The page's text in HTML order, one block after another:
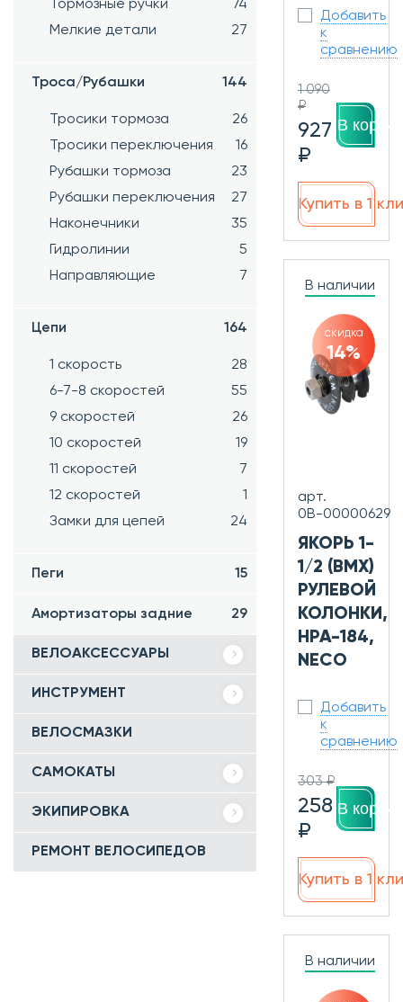
Тормозные ручки
74
Мелкие детали
27
Троса/Рубашки 144
Тросики тормоза
26
Тросики переключения
16
Рубашки тормоза
23
Рубашки переключения
27
Наконечники
35
Гидролинии
5
Направляющие
7
Цепи 164
1 скорость
28
6-7-8 скоростей
55
9 скоростей
26
10 скоростей
19
11 скоростей
7
12 скоростей
1
Замки для цепей
24
Пеги 15
Амортизаторы задние 29
ВЕЛОАКСЕССУАРЫ
ИНСТРУМЕНТ
ВЕЛОСМАЗКИ
САМОКАТЫ
ЭКИПИРОВКА
РЕМОНТ ВЕЛОСИПЕДОВ
Добавить
к
сравнению
1 090
₽
927
₽
В
Купить в 1
В наличии
скидка
14%
арт.
0В-00000629
ЯКОРЬ 1-
1/2 (BMX)
РУЛЕВОЙ
КОЛОНКИ,
HPA-184,
NECO
Добавить
к
сравнению
303 ₽
258
₽
В
Купить в 1
В наличии